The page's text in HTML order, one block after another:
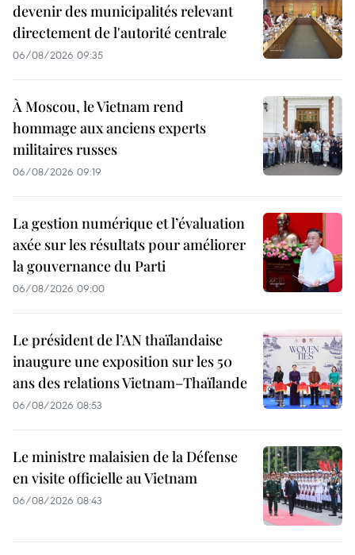
devenir des municipalités relevant
directement de l'autorité centrale
06/08/2026 09:35
À Moscou, le Vietnam rend
hommage aux anciens experts
militaires russes
06/08/2026 09:19
La gestion numérique et l’évaluation
axée sur les résultats pour améliorer
la gouvernance du Parti
06/08/2026 09:00
Le président de l’AN thaïlandaise
inaugure une exposition sur les 50
ans des relations Vietnam–Thaïlande
06/08/2026 08:53
Le ministre malaisien de la Défense
en visite officielle au Vietnam
06/08/2026 08:43